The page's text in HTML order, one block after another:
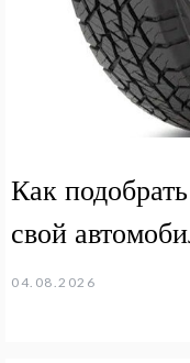
Как
свой
04.08.2026